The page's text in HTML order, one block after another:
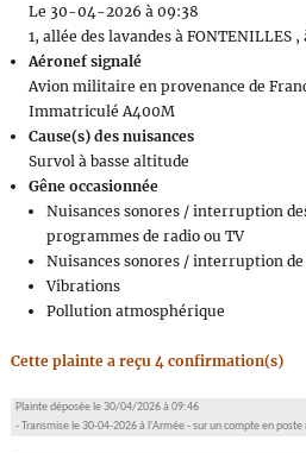
Le 30-04-2026 à 09:38
1, allée des lavandes à
Aéronef signalé
Avion militaire en provenance de
Immatriculé A400M
Cause(s) des nuisances
Survol à basse altitude
Gêne occasionnée
Nuisances sonores / interruption
programmes de radio ou TV
Nuisances sonores / interruption
Vibrations
Pollution atmosphérique
Cette plainte a reçu 4 confirmation(s)
Plainte déposée le 30/04/2026 à 09:46
- Transmise le 30-04-2026 à l'Armée - sur un compte en